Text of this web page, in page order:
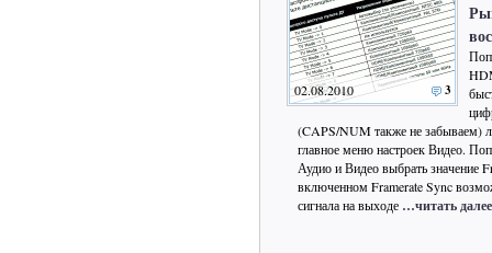
02.08.2010 3
(CAPS/NUM также не забываем)
главное меню настроек Видео.
Аудио и Видео выбрать значение
включенном Framerate Sync
сигнала на выходе …читать далее